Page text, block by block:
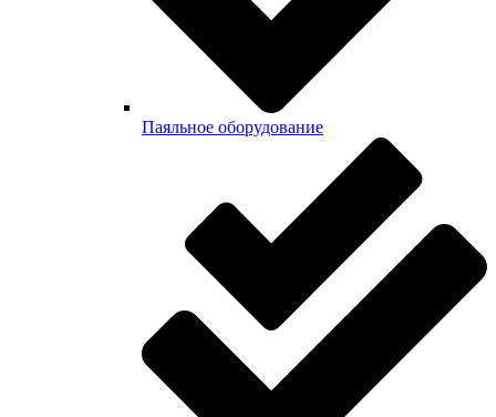
Паяльное оборудование